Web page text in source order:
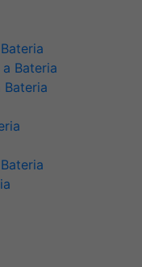
Bateria
Bateria